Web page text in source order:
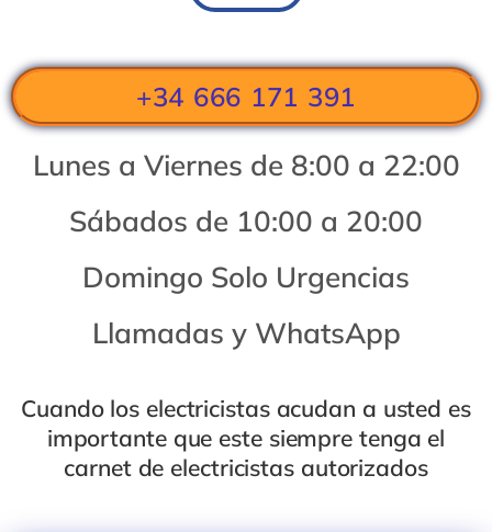
+34 666 171 391
Lunes a Viernes de 8:00 a 22:00
Sábados de 10:00 a 20:00
Domingo Solo Urgencias
Llamadas y WhatsApp
Cuando los electricistas acudan a usted es
importante que este siempre tenga el
carnet de electricistas autorizados